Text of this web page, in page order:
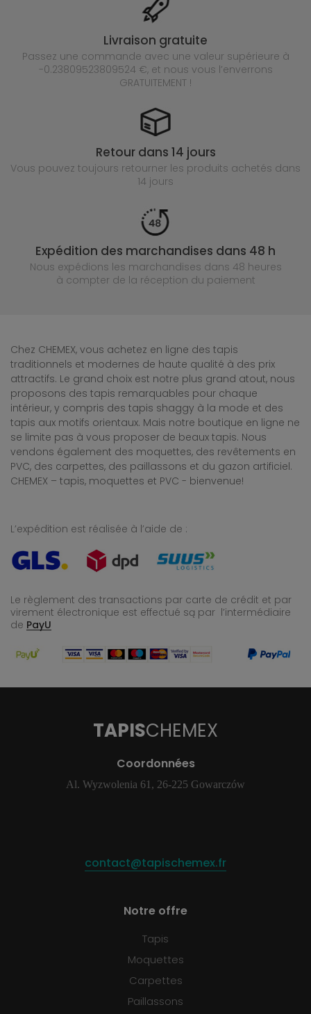
Livraison gratuite
Passez une commande avec une valeur supérieure à
-0.23809523809524 €, et nous vous l’enverrons
GRATUITEMENT !
Retour dans 14 jours
Vous pouvez toujours retourner les produits achetés dans
14 jours
Expédition des marchandises dans 48 h
Nous expédions les marchandises dans 48 heures
à compter de la réception du paiement
Chez CHEMEX, vous achetez en ligne des tapis
traditionnels et modernes de haute qualité à des prix
attractifs. Le grand choix est notre plus grand atout, nous
proposons des tapis remarquables pour chaque
intérieur, y compris des tapis shaggy à la mode et des
tapis aux motifs orientaux. Mais notre boutique en ligne ne
se limite pas à vous proposer de beaux tapis. Nous
vendons également des moquettes, des revêtements en
PVC, des carpettes, des paillassons et du gazon artificiel.
CHEMEX – tapis, moquettes et PVC - bienvenue!
L’expédition est réalisée à l’aide de :
Le règlement des transactions par carte de crédit et par
virement électronique est effectué są par l’intermédiaire
de PayU
TAPISCHEMEX
Coordonnées
Al. Wyzwolenia 61, 26-225 Gowarczów
contact@tapischemex.fr
Notre offre
Tapis
Moquettes
Carpettes
Paillassons